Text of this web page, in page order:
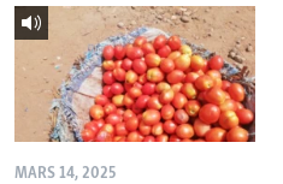
MARS 14, 2025